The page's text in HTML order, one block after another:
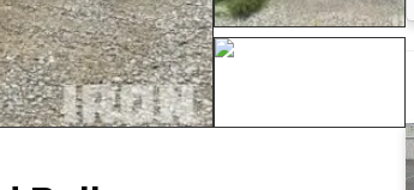
Trailers
Remolques volcados
Remolques de
plataforma
Remolques de troncos